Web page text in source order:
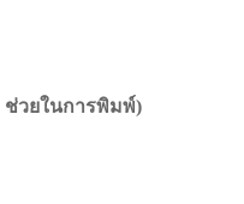
ช่วยในการพิมพ์)